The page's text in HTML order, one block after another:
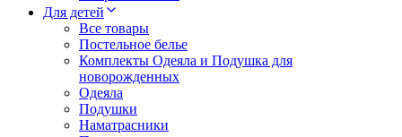
Для детей
Все товары
Постельное белье
Комплекты Одеяла и Подушка для
новорожденных
Одеяла
Подушки
Наматрасники